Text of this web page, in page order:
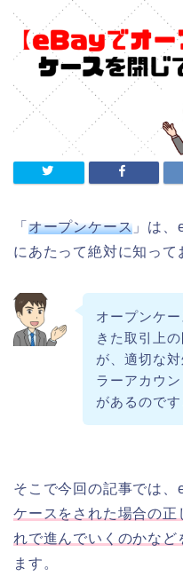
「 オープンケース 」は
にあたって絶対に知って
オープンケ
きた取引上
が、適切な
ラーアカウ
があるのです
そこで今回の記事では
ケースをされた場合の
れで進んでいくのかなど
ます。